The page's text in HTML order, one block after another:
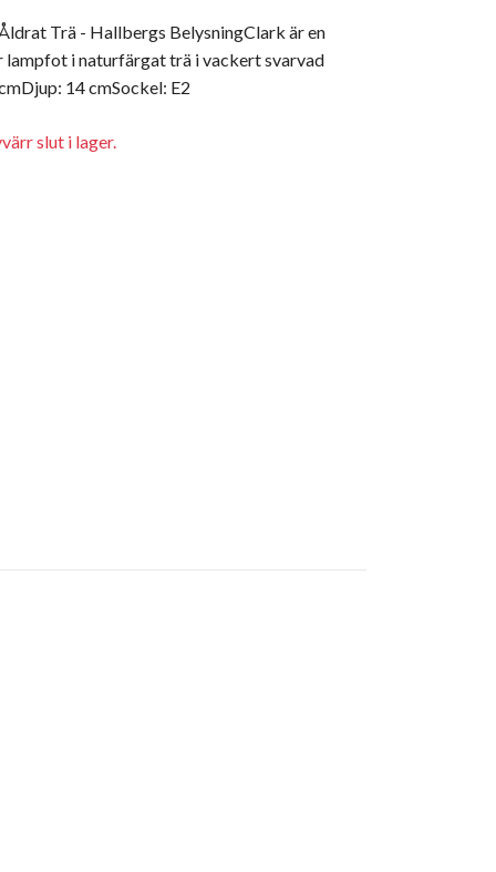
Trä - Hallbergs BelysningClark är en
lampfot i naturfärgat trä i vackert svarvad
14 cmSockel: E2
slut i lager.